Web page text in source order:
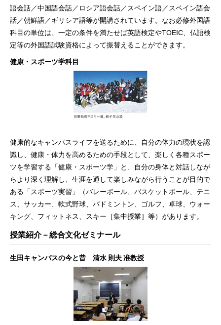
語会話／中国語会話／ロシア語会話／スペイン語／スペイン語会
話／朝鮮語／ギリシア語等が開講されています。なお必修外国語
科目の単位は、一定の条件を満たせば英語検定やTOEIC、仏語検
定等の外国語試験資格によって振替えることができます。
健康・スポーツ学科目
健康的なキャンパスライフを送るために、自分の体力の現状を認
識し、健康・体力を高めるための手段として、楽しく各種スポー
ツを学習する「健康・スポーツ学」と、自分の身体と対話しなが
らより深く理解し、生涯を通して楽しみながら行うことが目的で
ある「スポーツ実習」（バレーボール、バスケットボール、テニ
ス、サッカー、軟式野球、バドミントン、ゴルフ、卓球、ウォー
キング、フィットネス、スキー［集中授業］等）があります。
授業紹介－総合文化ゼミナール
生田キャンパスの今と昔 清水 則夫 准教授